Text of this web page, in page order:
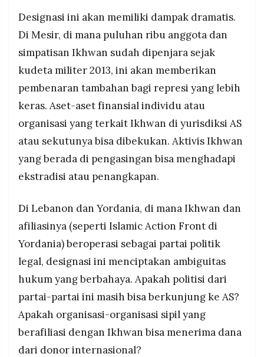
Designasi ini akan memiliki dampak dramatis.
Di Mesir, di mana puluhan ribu anggota dan
simpatisan Ikhwan sudah dipenjara sejak
kudeta militer 2013, ini akan memberikan
pembenaran tambahan bagi represi yang lebih
keras. Aset-aset finansial individu atau
organisasi yang terkait Ikhwan di yurisdiksi AS
atau sekutunya bisa dibekukan. Aktivis Ikhwan
yang berada di pengasingan bisa menghadapi
ekstradisi atau penangkapan.
Di Lebanon dan Yordania, di mana Ikhwan dan
afiliasinya (seperti Islamic Action Front di
Yordania) beroperasi sebagai partai politik
legal, designasi ini menciptakan ambiguitas
hukum yang berbahaya. Apakah politisi dari
partai-partai ini masih bisa berkunjung ke AS?
Apakah organisasi-organisasi sipil yang
berafiliasi dengan Ikhwan bisa menerima dana
dari donor internasional?